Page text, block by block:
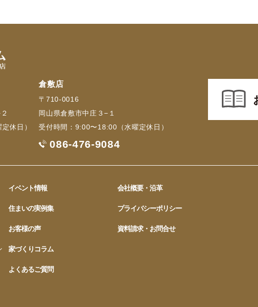
休日）
倉敷店
〒710-0016
岡山県倉敷市中庄３−１
受付時間：9:00〜18:00（水曜定休日）
086-476-9084
イベント情報
住まいの実例集
お客様の声
家づくりコラム
よくあるご質問
会社概要・沿革
プライバシーポリシー
資料請求・お問合せ